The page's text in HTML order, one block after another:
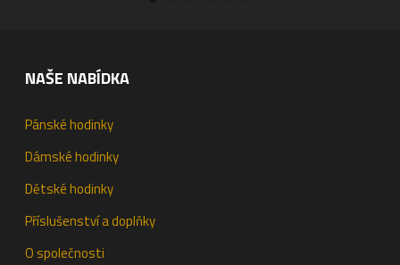
NAŠE NABÍDKA
Pánské hodinky
Dámské hodinky
Dětské hodinky
Příslušenství a doplňky
O společnosti